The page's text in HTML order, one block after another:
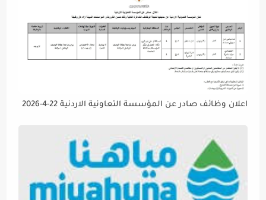
اعلان وظائف صادر عن المؤسسة التعاونية الاردنية 22-4-2026